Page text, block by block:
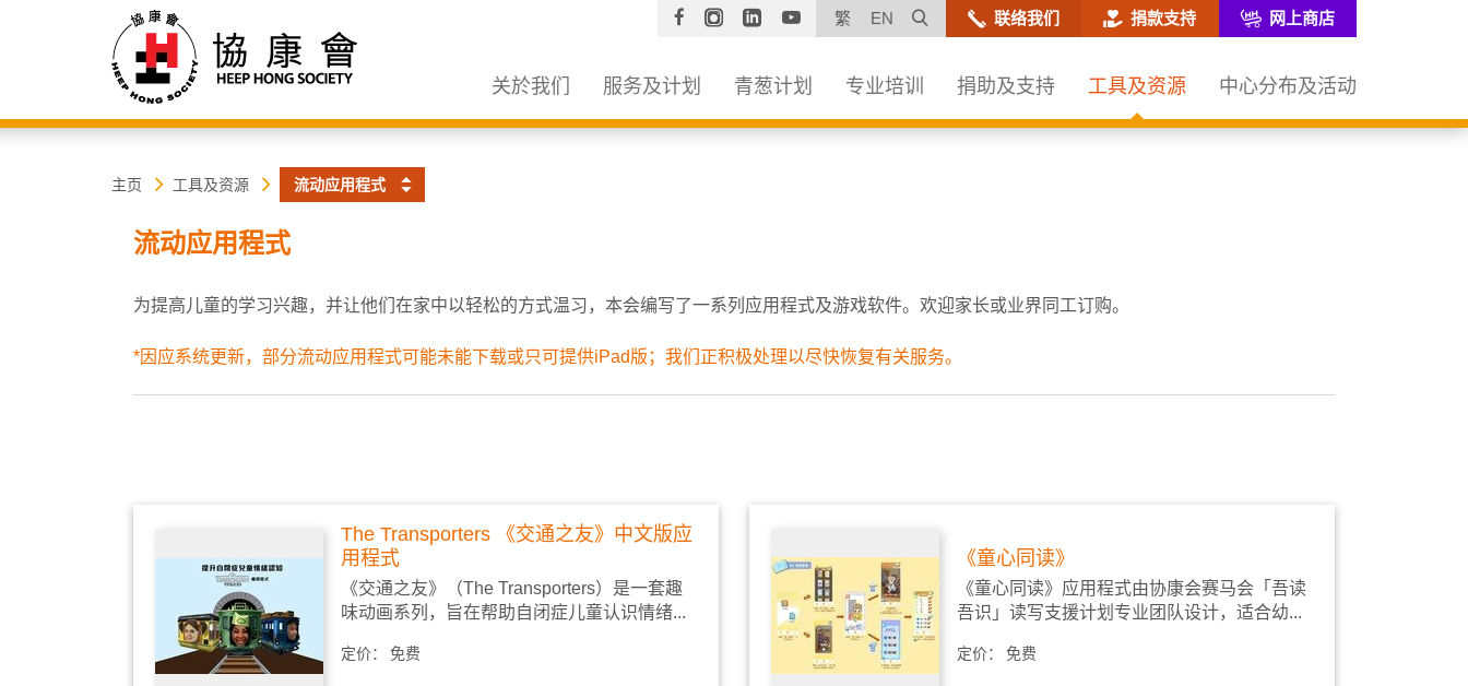
FacebookInstagram
LinkedinYouTube
繁 EN 打开网站搜寻框
联络我们 捐款支持 网上商店
关於我们 服务及计划 青葱计划 专业培训 捐助及支持 工具及资源 中心分布及活动
主页 工具及资源 流动应用程式
流动应用程式
为提高儿童的学习兴趣，并让他们在家中以轻松的方式温习，本会编写了一系列应用程式及游戏软件。欢迎家长或业界同工订购。
*因应系统更新，部分流动应用程式可能未能下载或只可提供iPad版；我们正积极处理以尽快恢复有关服务。
The Transporters 《交通之友》中文版应
用程式
《交通之友》（The Transporters）是一套趣
味动画系列，旨在帮助自闭症儿童认识情绪...
定价： 免费
《童心同读》
《童心同读》应用程式由协康会赛马会「吾读
吾识」读写支援计划专业团队设计，适合幼...
定价： 免费